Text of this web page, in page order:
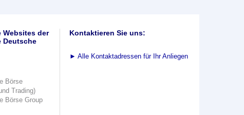
Websites der
Deutsche
Börse
Trading)
Börse Group
Kontaktieren Sie uns:
► Alle Kontaktadressen für Ihr Anliegen